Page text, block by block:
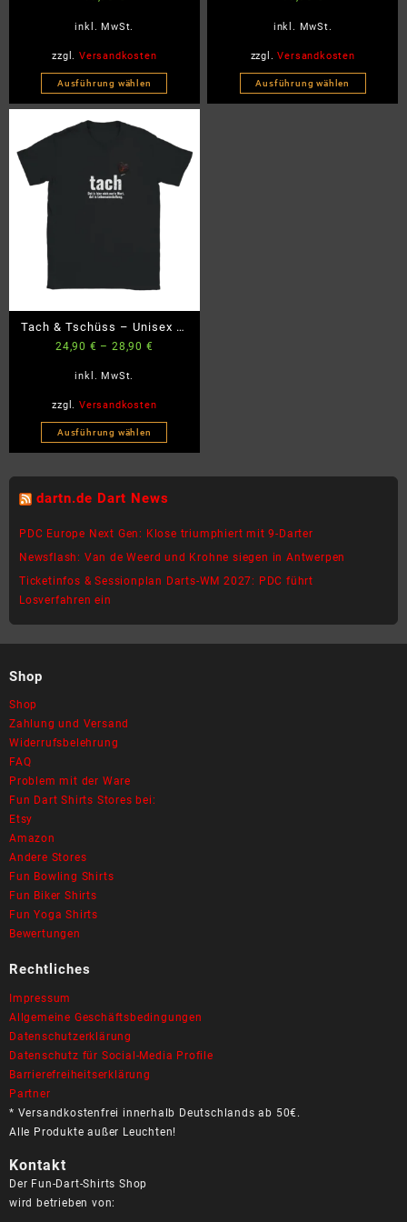
inkl. MwSt.
zzgl.Versandkosten
Ausführung wählen
Dieses
Produkt
Varianten
auf.
der
Produktseite
gewählt
werden
Muss. – Klassische
inkl. MwSt.
zzgl.Versandkosten
Ausführung wählen
Dieses
Tach & Tschüss – Unisex T-
Shirt
24,90 € –28,90 €
inkl. MwSt.
zzgl.Versandkosten
Ausführung wählen
Dieses
Varianten
Optionen
können
auf
der
dartn.de Dart News
PDC Europe Next Gen: Klose triumphiert mit 9-Darter
Newsflash: Van de Weerd und Krohne siegen in Antwerpen
Ticketinfos & Sessionplan Darts-WM 2027: PDC führt
Losverfahren ein
Shop
Shop
Zahlung und Versand
Widerrufsbelehrung
FAQ
Problem mit der Ware
Fun Dart Shirts Stores bei:
Etsy
Amazon
Andere Stores
Fun Bowling Shirts
Fun Biker Shirts
Fun Yoga Shirts
Bewertungen
Rechtliches
Impressum
Allgemeine Geschäftsbedingungen
Datenschutzerklärung
Datenschutz für Social-Media Profile
Barrierefreiheitserklärung
Partner
* Versandkostenfrei innerhalb Deutschlands ab 50€.
Alle Produkte außer Leuchten!
Kontakt
Der Fun-Dart-Shirts Shop
wird betrieben von: